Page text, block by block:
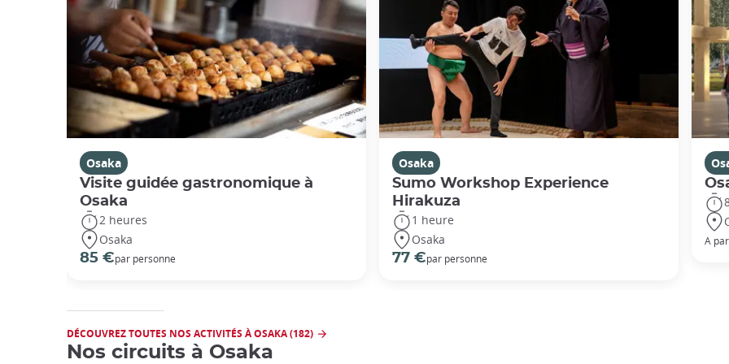
Osaka
Visite guidée gastronomique à
Osaka
2 heures
Osaka
85 €par personne
Osaka
Sumo Workshop Experience
Hirakuza
1 heure
Osaka
77 €par personne
A
DÉCOUVREZ TOUTES NOS ACTIVITÉS À OSAKA (182)
Nos circuits à Osaka